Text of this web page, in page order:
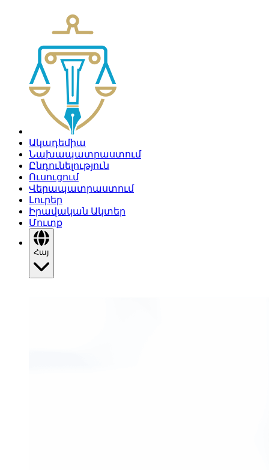
Ակադեմիա
Նախապատրաստում
Ընդունելություն
Ուսուցում
Վերապատրաստում
Լուրեր
Իրավական Ակտեր
Մուտք
Հայ